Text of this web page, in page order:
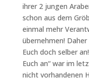
ihrer 2 jungen
schon aus dem
einmal mehr
übernehmen!
Euch doch selber
Euch an“ war im
nicht vorhandenen